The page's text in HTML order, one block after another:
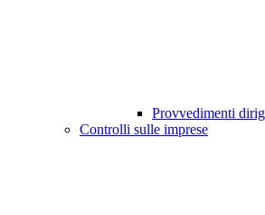
Provvedimenti
Controlli sulle imprese